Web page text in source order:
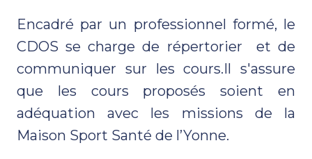
Encadré par un professionnel formé, le
CDOS se charge de répertorier et de
communiquer sur les cours.Il s'assure
que les cours proposés soient en
adéquation avec les missions de la
Maison Sport Santé de l’Yonne.